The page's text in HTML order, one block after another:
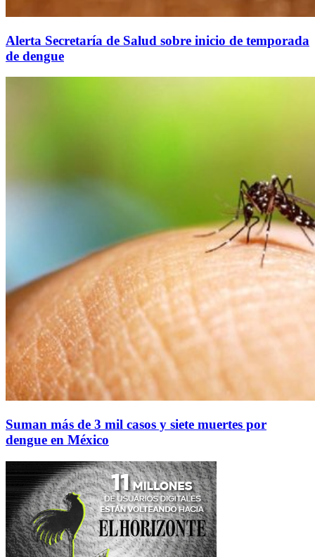
Alerta Secretaría de Salud sobre inicio de temporada
de dengue
Suman más de 3 mil casos y siete muertes por
dengue en México